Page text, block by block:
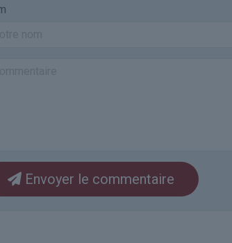
Envoyer le commentaire